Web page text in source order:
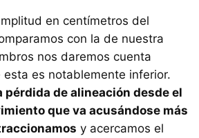
en centímetros del
con la de nuestra
nos daremos cuenta
es notablemente inferior.
pérdida de alineación desde el
que va acusándose más
y acercamos el